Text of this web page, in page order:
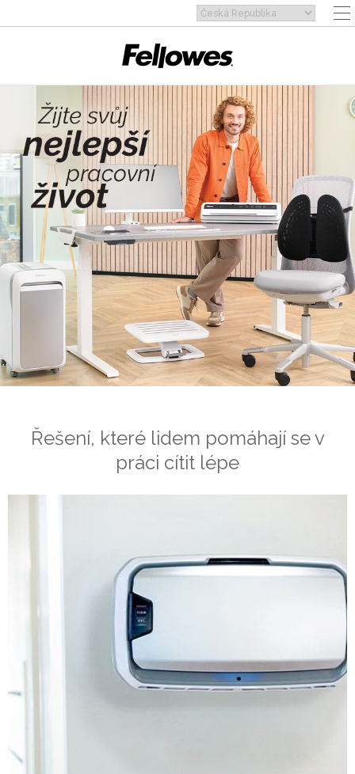
Řešení, které lidem pomáhají se v
práci cítit lépe